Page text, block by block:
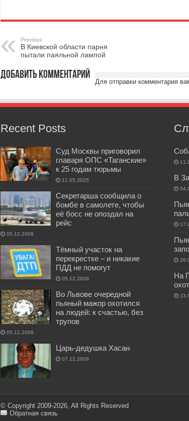
Previous
В Киевской области парня
пытали паяльной лампой
Добавить комментарий
Для отправки комментария
Recent Posts
Суд Москвы приговорил
главаря ОПС «Таганские»
к 25 годам тюрьмы
12.05.2025
Секретарша сообщила о
бомбе в самолете, чтобы
её босс не опоздал на
рейс
05.12.2009
Тёмный участок на
перекрестке – и никакие
ПДД не помогут
05.12.2009
Во Львове очередной
пьяный мажор охотился
на людей: к счастью, без
трупов
05.12.2009
Царь-дедушка Хасан
07.12.2009
В
На
© Copyright 2009-2026, All Rights Reserved
Обратная связь